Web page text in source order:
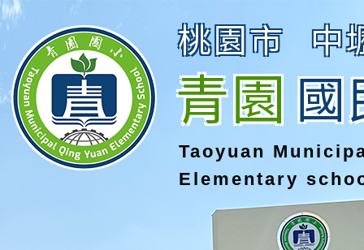
桃園市 中
青園國
Taoyuan
Elementary